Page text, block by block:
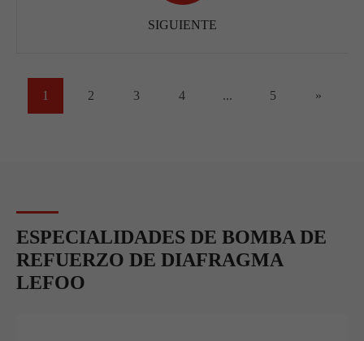
SIGUIENTE
1 2 3 4 ... 5 »
ESPECIALIDADES DE BOMBA DE
REFUERZO DE DIAFRAGMA
LEFOO